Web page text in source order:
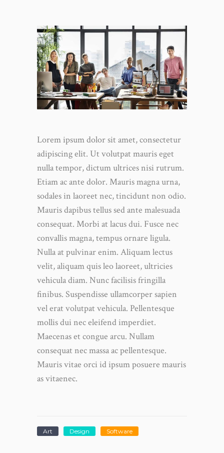
Lorem ipsum dolor sit amet, consectetur
adipiscing elit. Ut volutpat mauris eget
nulla tempor, dictum ultrices nisi rutrum.
Etiam ac ante dolor. Mauris magna urna,
sodales in laoreet nec, tincidunt non odio.
Mauris dapibus tellus sed ante malesuada
consequat. Morbi at lacus dui. Fusce nec
convallis magna, tempus ornare ligula.
Nulla at pulvinar enim. Aliquam lectus
velit, aliquam quis leo laoreet, ultricies
vehicula diam. Nunc facilisis fringilla
finibus. Suspendisse ullamcorper sapien
vel erat volutpat vehicula. Pellentesque
mollis dui nec eleifend imperdiet.
Maecenas et congue arcu. Nullam
consequat nec massa ac pellentesque.
Mauris vitae orci id ipsum posuere mauris
as vitaenec.
Art Design Software